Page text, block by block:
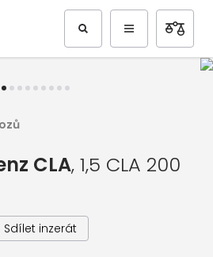
CLA, 1,5 CLA 200
Sdílet inzerát